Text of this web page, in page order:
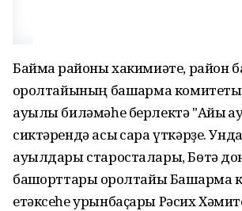
Баймаҡ районы хакимиәте, район
ҡоролтайының башҡарма
ауылы биләмәһе берлектә "Айыҡ
сиктәрендә асыҡ сара үткәрҙе.
ауылдары старосталары, Бөтә
башҡорттары ҡоролтайы Башҡарма
етәксеһе урынбаҫары Рәсих